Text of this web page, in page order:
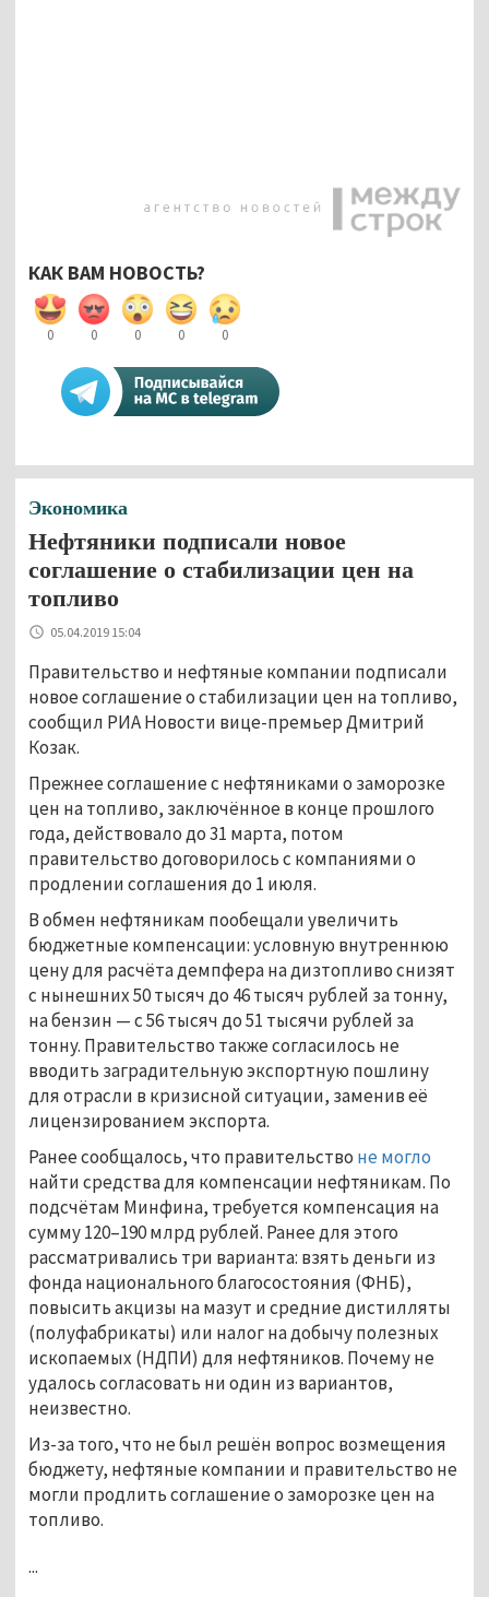
КАК ВАМ НОВОСТЬ?
0 0 0 0 0
Экономика
Нефтяники подписали новое
соглашение о стабилизации цен на
топливо
05.04.2019 15:04
Правительство и нефтяные компании подписали
новое соглашение о стабилизации цен на топливо,
сообщил РИА Новости вице-премьер Дмитрий
Козак.
Прежнее соглашение с нефтяниками о заморозке
цен на топливо, заключённое в конце прошлого
года, действовало до 31 марта, потом
правительство договорилось с компаниями о
продлении соглашения до 1 июля.
В обмен нефтяникам пообещали увеличить
бюджетные компенсации: условную внутреннюю
цену для расчёта демпфера на дизтопливо снизят
с нынешних 50 тысяч до 46 тысяч рублей за тонну,
на бензин — с 56 тысяч до 51 тысячи рублей за
тонну. Правительство также согласилось не
вводить заградительную экспортную пошлину
для отрасли в кризисной ситуации, заменив её
лицензированием экспорта.
Ранее сообщалось, что правительство не могло
найти средства для компенсации нефтяникам. По
подсчётам Минфина, требуется компенсация на
сумму 120–190 млрд рублей. Ранее для этого
рассматривались три варианта: взять деньги из
фонда национального благосостояния (ФНБ),
повысить акцизы на мазут и средние дистилляты
(полуфабрикаты) или налог на добычу полезных
ископаемых (НДПИ) для нефтяников. Почему не
удалось согласовать ни один из вариантов,
неизвестно.
Из-за того, что не был решён вопрос возмещения
бюджету, нефтяные компании и правительство не
могли продлить соглашение о заморозке цен на
топливо.
...